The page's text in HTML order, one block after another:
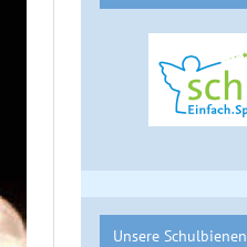
Unsere Schulbienen